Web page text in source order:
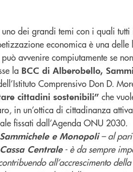
dei grandi temi con i quali
economica è una delle
avvenire compiutamente se
la BCC di Alberobello,
Comprensivo Don D.
cittadini sostenibili” che
in un’ottica di cittadinanza
fissati dall’Agenda ONU 2030.
e Monopoli– al pari
Centrale- è da sempre
all’accrescimento